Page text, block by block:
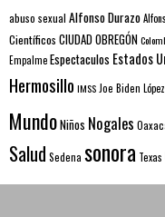
abuso sexual Alfonso Durazo
Científicos CIUDAD OBREGÓN
EmpalmeEspectaculos Estados
Hermosillo IMSSJoe Biden
MundoNiños Nogales
Salud Sedena sonora Texas